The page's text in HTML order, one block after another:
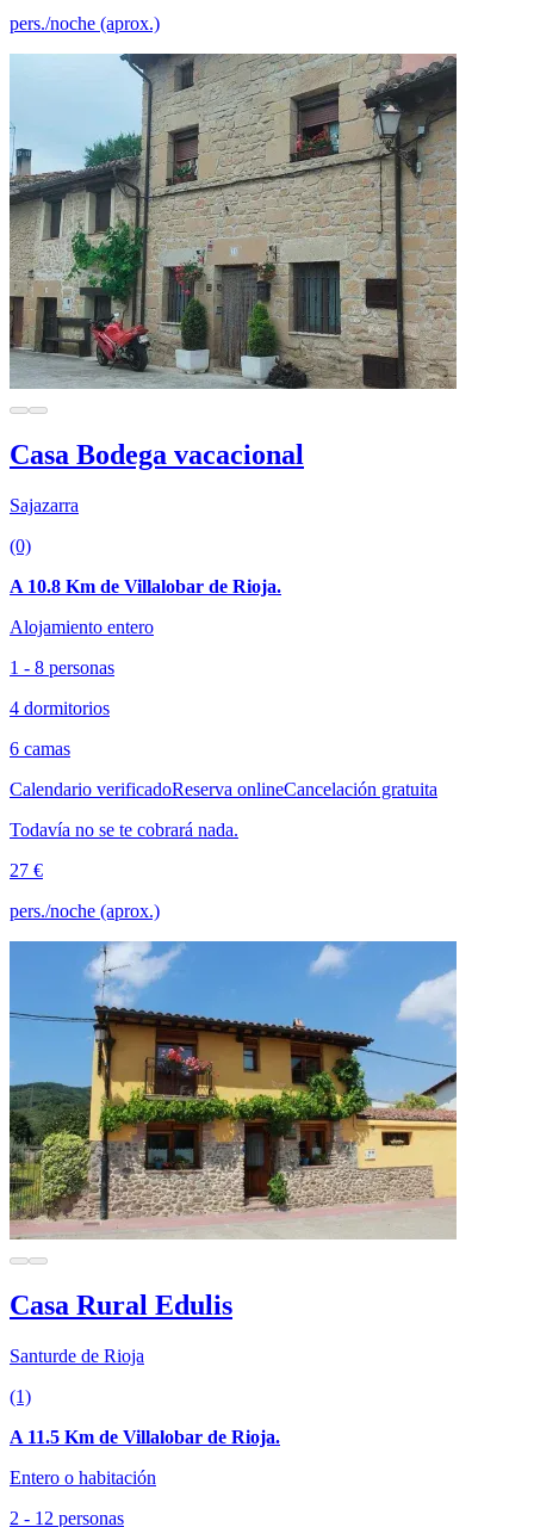
pers./noche (aprox.)
Casa Bodega vacacional
Sajazarra
(0)
A 10.8 Km de Villalobar de Rioja.
Alojamiento entero
1 - 8 personas
4 dormitorios
6 camas
Calendario verificadoReserva onlineCancelación gratuita
Todavía no se te cobrará nada.
27 €
pers./noche (aprox.)
Casa Rural Edulis
Santurde de Rioja
(1)
A 11.5 Km de Villalobar de Rioja.
Entero o habitación
2 - 12 personas